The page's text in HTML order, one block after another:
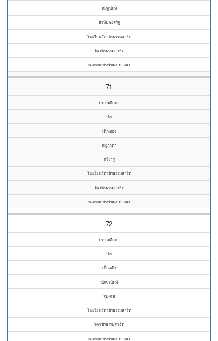
ณัฏฐนันท์
สิงห์ประเสริฐ
โรงเรียนวัดวชิรธรรมสาธิต
วัดวชิรธรรมสาธิต
คณะเขตพระโขนง-บางนา
71
ประถมศึกษา
ป.๔
เด็กหญิง
ณัฐกฤตา
ศรีชารู
โรงเรียนวัดวชิรธรรมสาธิต
วัดวชิรธรรมสาธิต
คณะเขตพระโขนง-บางนา
72
ประถมศึกษา
ป.๔
เด็กหญิง
ณัฐชานันท์
สุบงกช
โรงเรียนวัดวชิรธรรมสาธิต
วัดวชิรธรรมสาธิต
คณะเขตพระโขนง-บางนา